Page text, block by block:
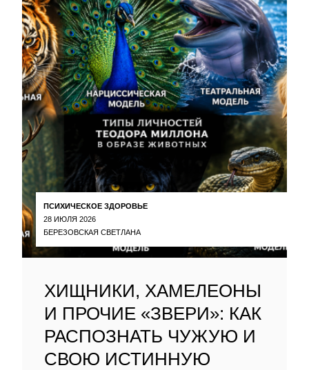
ПСИХИЧЕСКОЕ ЗДОРОВЬЕ
28 ИЮЛЯ 2026
БЕРЕЗОВСКАЯ СВЕТЛАНА
ХИЩНИКИ, ХАМЕЛЕОНЫ
И ПРОЧИЕ «ЗВЕРИ»: КАК
РАСПОЗНАТЬ ЧУЖУЮ И
СВОЮ ИСТИННУЮ